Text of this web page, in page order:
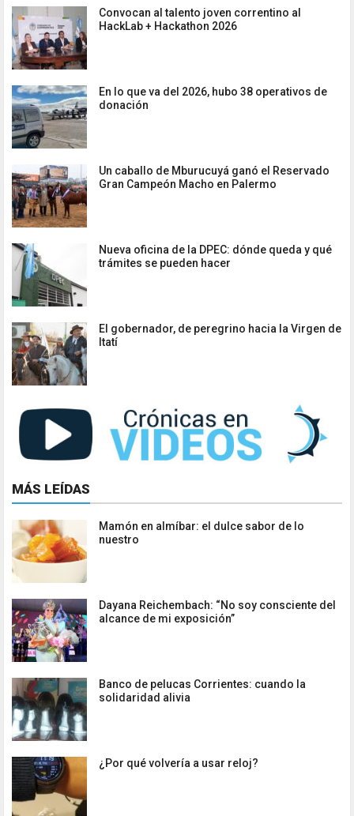
Convocan al talento joven correntino al
HackLab + Hackathon 2026
En lo que va del 2026, hubo 38 operativos de
donación
Un caballo de Mburucuyá ganó el Reservado
Gran Campeón Macho en Palermo
Nueva oficina de la DPEC: dónde queda y qué
trámites se pueden hacer
El gobernador, de peregrino hacia la Virgen de
Itatí
MÁS LEÍDAS
Mamón en almíbar: el dulce sabor de lo
nuestro
Dayana Reichembach: “No soy consciente del
alcance de mi exposición”
Banco de pelucas Corrientes: cuando la
solidaridad alivia
¿Por qué volvería a usar reloj?